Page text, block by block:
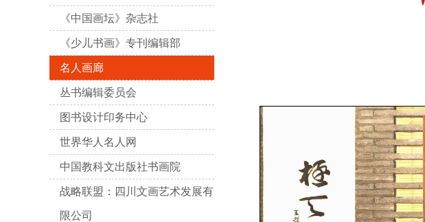
《中国画坛》杂志社
《少儿书画》专刊编辑部
名人画廊
丛书编辑委员会
图书设计印务中心
世界华人名人网
中国教科文出版社书画院
战略联盟：四川文画艺术发展有
限公司